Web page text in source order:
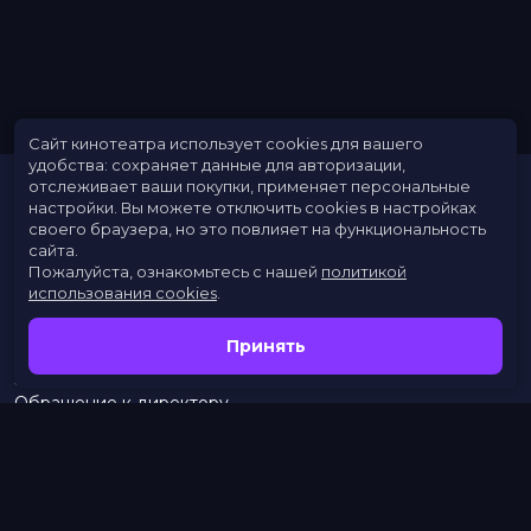
Расписание
Скоро в кино
Заведения
Обращение к директору
Сайт кинотеатра использует cookies для вашего
удобства: сохраняет данные для авторизации,
отслеживает ваши покупки, применяет персональные
настройки. Вы можете отключить cookies в настройках
своего браузера, но это повлияет на функциональность
сайта.
Пожалуйста, ознакомьтесь с нашей политикой
использования cookies
Принять